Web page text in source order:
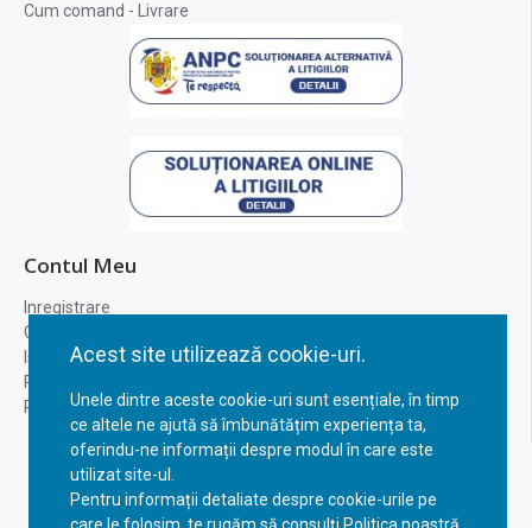
Acest site utilizează cookie-uri.
Unele dintre aceste cookie-uri sunt esențiale, în timp
ce altele ne ajută să îmbunătățim experiența ta,
oferindu-ne informații despre modul în care este
utilizat site-ul.
Pentru informații detaliate despre cookie-urile pe
Cum comand - Livrare
Contul Meu
Inregistrare
Contul meu
Istoric comenzi
Recuperare parola
Returnare produs